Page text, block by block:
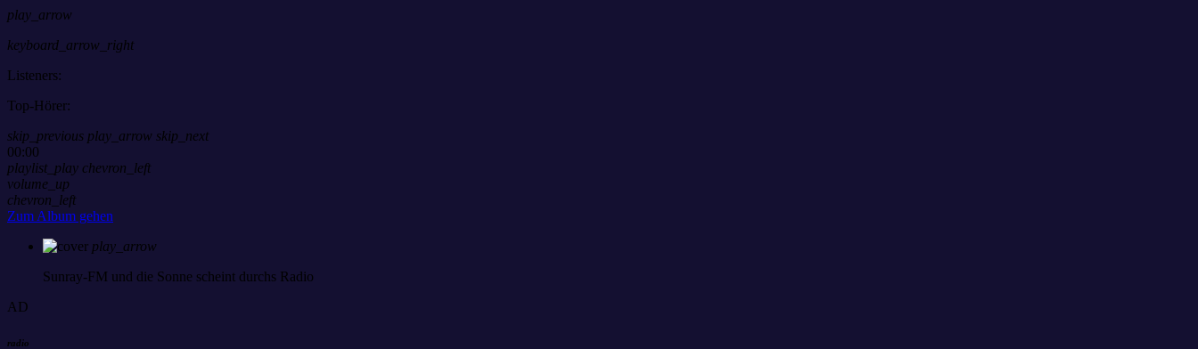
play_arrow
keyboard_arrow_right
Listeners:
Top-Hörer:
skip_previous play_arrow skip_next
00:00
playlist_play chevron_left
volume_up
chevron_left
Zum Album gehen
play_arrow
Sunray-FM und die Sonne scheint durchs Radio
AD
radio